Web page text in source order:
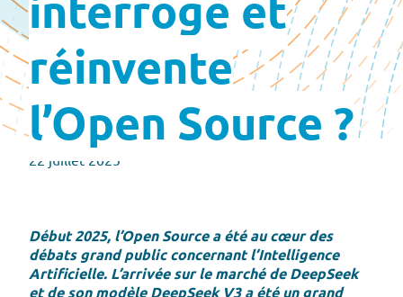
réinvente
l’Open Source ?
22 juillet 2025
Début 2025, l’Open Source a été au cœur des
débats grand public concernant l’Intelligence
Artificielle. L’arrivée sur le marché de DeepSeek
et de son modèle DeepSeek V3 a été un grand